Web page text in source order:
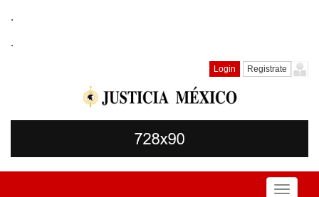
.
.
Login Registrate
Toggle